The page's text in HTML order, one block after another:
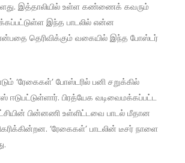
இத்தாலியில் உள்ள கண்ணைக் கவரும்
இந்த பாடலில் என்ன
என்பதை தெரிவிக்கும் வகையில் இந்த போஸ்டர்
‘ரேகைகள்’ போஸ்டரில் பனி சறுக்கில்
ஈடுபட்டுள்ளார். பிரத்யேக வடிவைமக்கப்பட்ட
பின்னணி உள்ளிட்டவை பாடல் மீதான
‘ரேகைகள்’ பாடலின் டீசர் நாளை